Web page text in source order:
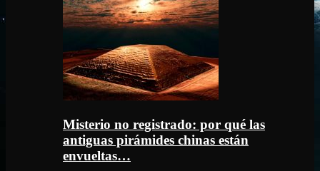
Misterio no registrado: por qué las
antiguas pirámides chinas están
envueltas…